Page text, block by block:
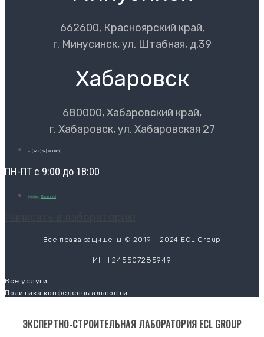
662600, Красноярский край,
г. Минусинск, ул. Штабная, д.39
Хабаровск
680000, Хабаровский край,
г. Хабаровск, ул. Хабаровская 27
+7 (3902) 39 [Показать]
ПН-ПТ с 9:00 до 18:00
info@ecl- [Показать]
Все права защищены © 2019 - 2024 ECL Group
ИНН 245507285949
Все услуги
Политика конфеденцыальности
ЭКСПЕРТНО-СТРОИТЕЛЬНАЯ ЛАБОРАТОРИЯ ECL GROUP